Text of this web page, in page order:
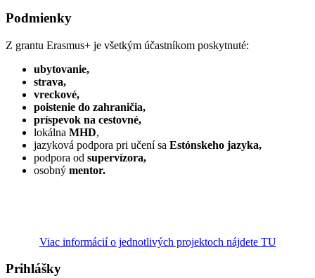
Podmienky
Z grantu Erasmus+ je všetkým účastníkom poskytnuté:
ubytovanie,
strava,
vreckové,
poistenie do zahraničia,
príspevok na cestovné,
lokálna MHD,
jazyková podpora pri učení sa Estónskeho jazyka,
podpora od supervízora,
osobný mentor.
Viac informácií o jednotlivých projektoch nájdete TU
Prihlášky